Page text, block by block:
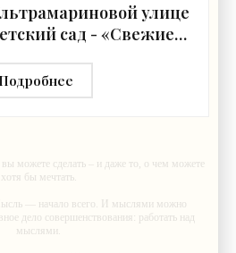
улице
сад - «Свежие
Подробнее
вы можете сделать – и даже то, о чем можете
хотя бы мечтать.
— начало всего. И мыслями можно
дело совершенствования: работать над
мыслями.